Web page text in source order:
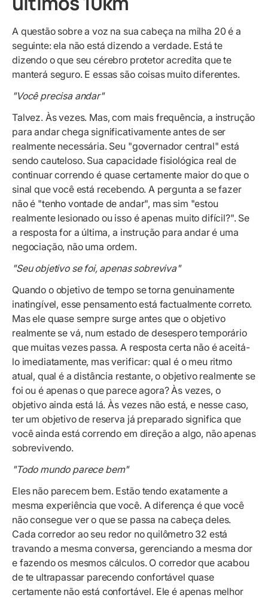
A questão sobre a voz na sua cabeça na milha 20 é a
seguinte: ela não está dizendo a verdade. Está te
dizendo o que seu cérebro protetor acredita que te
manterá seguro. E essas são coisas muito diferentes.
"Você precisa andar"
Talvez. Às vezes. Mas, com mais frequência, a instrução
para andar chega significativamente antes de ser
realmente necessária. Seu "governador central" está
sendo cauteloso. Sua capacidade fisiológica real de
continuar correndo é quase certamente maior do que o
sinal que você está recebendo. A pergunta a se fazer
não é "tenho vontade de andar", mas sim "estou
realmente lesionado ou isso é apenas muito difícil?". Se
a resposta for a última, a instrução para andar é uma
negociação, não uma ordem.
"Seu objetivo se foi, apenas sobreviva"
Quando o objetivo de tempo se torna genuinamente
inatingível, esse pensamento está factualmente correto.
Mas ele quase sempre surge antes que o objetivo
realmente se vá, num estado de desespero temporário
que muitas vezes passa. A resposta certa não é aceitá-
lo imediatamente, mas verificar: qual é o meu ritmo
atual, qual é a distância restante, o objetivo realmente se
foi ou é apenas o que parece agora? Às vezes, o
objetivo ainda está lá. Às vezes não está, e nesse caso,
ter um objetivo de reserva já preparado significa que
você ainda está correndo em direção a algo, não apenas
sobrevivendo.
"Todo mundo parece bem"
Eles não parecem bem. Estão tendo exatamente a
mesma experiência que você. A diferença é que você
não consegue ver o que se passa na cabeça deles.
Cada corredor ao seu redor no quilômetro 32 está
travando a mesma conversa, gerenciando a mesma dor
e fazendo os mesmos cálculos. O corredor que acabou
de te ultrapassar parecendo confortável quase
certamente não está confortável. Ele é apenas melhor